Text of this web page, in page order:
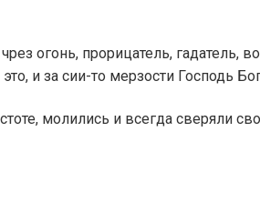
огонь, прорицатель,
за сии-то мерзости Господь Бог
молились и всегда сверяли